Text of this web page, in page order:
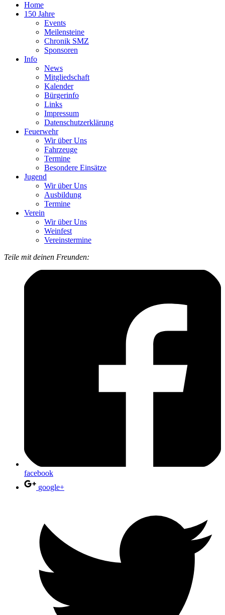
Home
150 Jahre
Events
Meilensteine
Chronik SMZ
Sponsoren
Info
News
Mitgliedschaft
Kalender
Bürgerinfo
Links
Impressum
Datenschutzerklärung
Feuerwehr
Wir über Uns
Fahrzeuge
Termine
Besondere Einsätze
Jugend
Wir über Uns
Ausbildung
Termine
Verein
Wir über Uns
Weinfest
Vereinstermine
Teile mit deinen Freunden:
facebook
google+